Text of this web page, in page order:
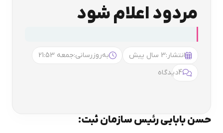
مردود اعلام شود
انتشار:3 سال پیش به‌روزرسانی:جمعه 21:53
4دیدگاه
حسن بابایی رئیس سازمان ثبت: